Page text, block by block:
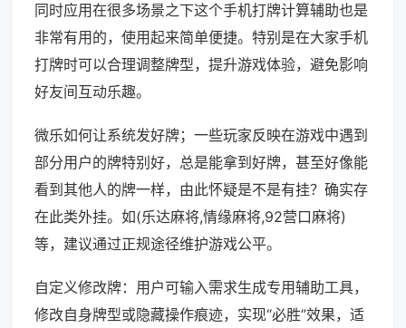
同时应用在很多场景之下这个手机打牌计算辅助也是
非常有用的，使用起来简单便捷。特别是在大家手机
打牌时可以合理调整牌型，提升游戏体验，避免影响
好友间互动乐趣。
微乐如何让系统发好牌；一些玩家反映在游戏中遇到
部分用户的牌特别好，总是能拿到好牌，甚至好像能
看到其他人的牌一样，由此怀疑是不是有挂？确实存
在此类外挂。如(乐达麻将,情缘麻将,92营口麻将)
等，建议通过正规途径维护游戏公平。
自定义修改牌：用户可输入需求生成专用辅助工具，
修改自身牌型或隐藏操作痕迹，实现“必胜”效果，适